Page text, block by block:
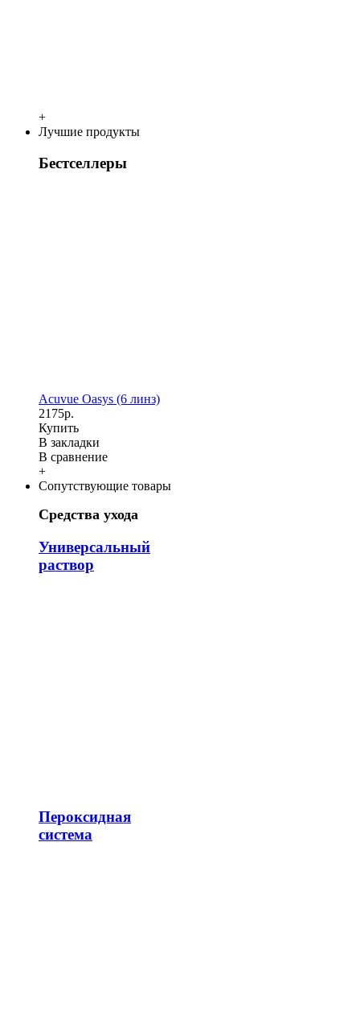
+
Лучшие продукты
Бестселлеры
Acuvue Oasys (6 линз)
2175р.
Купить
В закладки
В сравнение
+
Сопутствующие товары
Средства ухода
Универсальный
раствор
Пероксидная
система